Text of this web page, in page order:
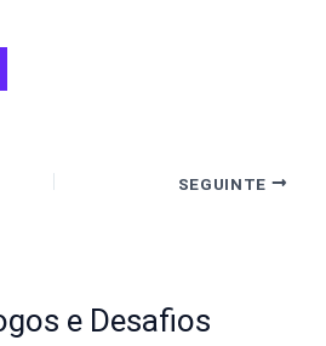
SEGUINTE
e Desafios